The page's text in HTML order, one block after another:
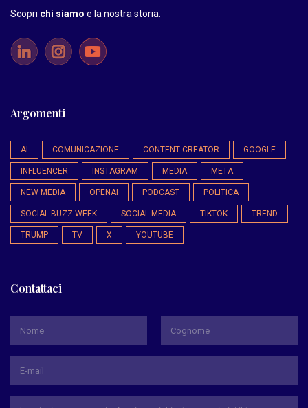
Scopri chi siamo e la nostra storia
Argomenti
AI COMUNICAZIONE CONTENT CREATOR GOOGLE
INFLUENCER INSTAGRAM MEDIA META
NEW MEDIA OPENAI PODCAST POLITICA
SOCIAL BUZZ WEEK SOCIAL MEDIA TIKTOK TREND
TRUMP TV X YOUTUBE
Contattaci